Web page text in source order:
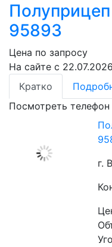
95893
Цена по запросу
На сайте с 22.07.2026
Кратко
Посмотреть телефон
г.